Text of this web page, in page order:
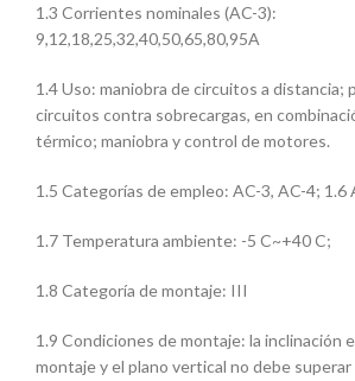
1.3 Corrientes nominales (AC-3):
9,12,18,25,32,40,50,65,80,95A
1.4 Uso: maniobra de circuitos a distancia;
circuitos contra sobrecargas, en
térmico; maniobra y control de motores.
1.5 Categorías de empleo: AC-3, AC-4;
1.7 Temperatura ambiente: -5 C~+40 C;
1.8 Categoría de montaje: III
1.9 Condiciones de montaje: la inclinación
montaje y el plano vertical no debe superar